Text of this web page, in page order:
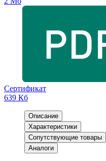
Сертификат
639 Кб
Описание
Характеристики
Сопутствующие товары
Аналоги